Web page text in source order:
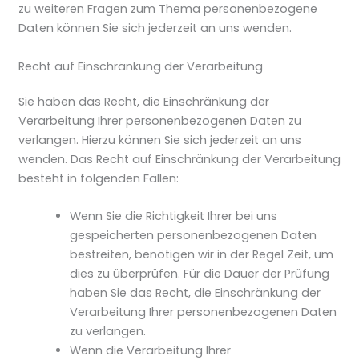
zu weiteren Fragen zum Thema personenbezogene
Daten können Sie sich jederzeit an uns wenden.
Recht auf Einschränkung der Verarbeitung
Sie haben das Recht, die Einschränkung der
Verarbeitung Ihrer personenbezogenen Daten zu
verlangen. Hierzu können Sie sich jederzeit an uns
wenden. Das Recht auf Einschränkung der Verarbeitung
besteht in folgenden Fällen:
Wenn Sie die Richtigkeit Ihrer bei uns
gespeicherten personenbezogenen Daten
bestreiten, benötigen wir in der Regel Zeit, um
dies zu überprüfen. Für die Dauer der Prüfung
haben Sie das Recht, die Einschränkung der
Verarbeitung Ihrer personenbezogenen Daten
zu verlangen.
Wenn die Verarbeitung Ihrer